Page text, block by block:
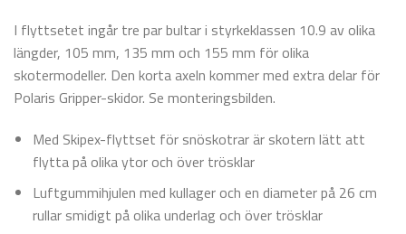
I flyttsetet ingår tre par bultar i styrkeklassen 10.9 av olika
längder, 105 mm, 135 mm och 155 mm för olika
skotermodeller. Den korta axeln kommer med extra delar för
Polaris Gripper-skidor. Se monteringsbilden.
Med Skipex-flyttset för snöskotrar är skotern lätt att
flytta på olika ytor och över trösklar
Luftgummihjulen med kullager och en diameter på 26 cm
rullar smidigt på olika underlag och över trösklar